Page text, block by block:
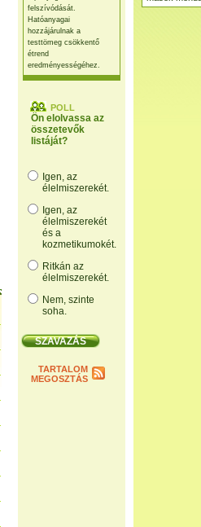
felszívódását.
Hatóanyagai
hozzájárulnak a
testtömeg csökkentő
étrend
eredményességéhez.
POLL
Ön elolvassa az
összetevők
listáját?
Igen, az
élelmiszerekét.
Igen, az
élelmiszerekét
és a
kozmetikumokét.
Ritkán az
élelmiszerekét.
Nem, szinte
soha.
TARTALOM
MEGOSZTÁS